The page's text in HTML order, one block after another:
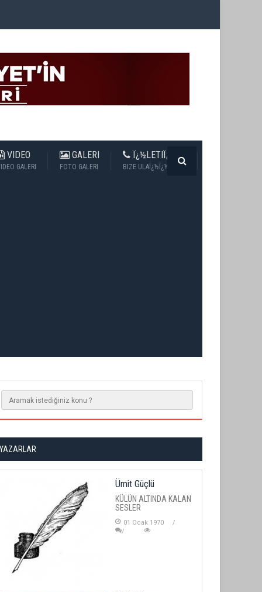
VIDEO
GALERI
GALERI
FOTO GALERI
Ï¿½LETIÏ¿½IM
BIZE ULAÏ¿½Ï¿½N
YAZARLAR
Ümit Güçlü
KÜLÜN ALTINDA KALAN
SESLER
01 Ocak 1970